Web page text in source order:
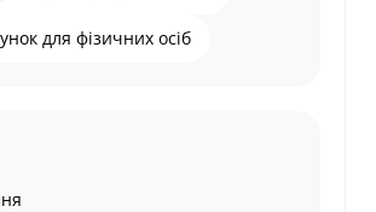
для фізичних осіб